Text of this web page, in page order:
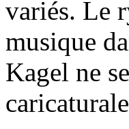
variés. Le
musique
Kagel ne